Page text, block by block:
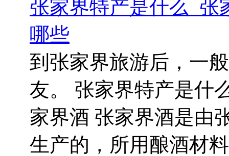
张家界特产是什么_张
哪些
到张家界旅游后，一
友。 张家界特产是什
家界酒 张家界酒是由
生产的，所用酿酒材